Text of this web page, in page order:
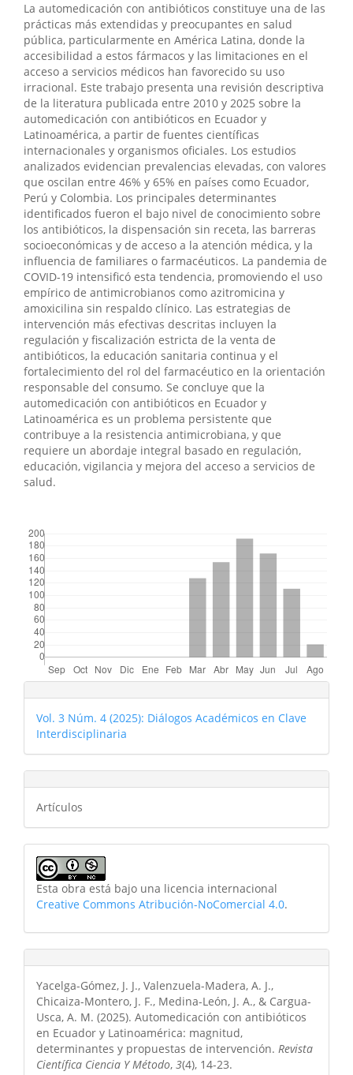
La automedicación con antibióticos constituye una de las
prácticas más extendidas y preocupantes en salud
pública, particularmente en América Latina, donde la
accesibilidad a estos fármacos y las limitaciones en el
acceso a servicios médicos han favorecido su uso
irracional. Este trabajo presenta una revisión descriptiva
de la literatura publicada entre 2010 y 2025 sobre la
automedicación con antibióticos en Ecuador y
Latinoamérica, a partir de fuentes científicas
internacionales y organismos oficiales. Los estudios
analizados evidencian prevalencias elevadas, con valores
que oscilan entre 46% y 65% en países como Ecuador,
Perú y Colombia. Los principales determinantes
identificados fueron el bajo nivel de conocimiento sobre
los antibióticos, la dispensación sin receta, las barreras
socioeconómicas y de acceso a la atención médica, y la
influencia de familiares o farmacéuticos. La pandemia de
COVID-19 intensificó esta tendencia, promoviendo el uso
empírico de antimicrobianos como azitromicina y
amoxicilina sin respaldo clínico. Las estrategias de
intervención más efectivas descritas incluyen la
regulación y fiscalización estricta de la venta de
antibióticos, la educación sanitaria continua y el
fortalecimiento del rol del farmacéutico en la orientación
responsable del consumo. Se concluye que la
automedicación con antibióticos en Ecuador y
Latinoamérica es un problema persistente que
contribuye a la resistencia antimicrobiana, y que
requiere un abordaje integral basado en regulación,
educación, vigilancia y mejora del acceso a servicios de
salud.
Vol. 3 Núm. 4 (2025): Diálogos Académicos en Clave
Interdisciplinaria
Artículos
Esta obra está bajo una licencia internacional
Creative Commons Atribución-NoComercial 4.0.
Yacelga-Gómez, J. J., Valenzuela-Madera, A. J.,
Chicaiza-Montero, J. F., Medina-León, J. A., & Cargua-
Usca, A. M. (2025). Automedicación con antibióticos
en Ecuador y Latinoamérica: magnitud,
determinantes y propuestas de intervención. Revista
Científica Ciencia Y Método, 3(4), 14-23.